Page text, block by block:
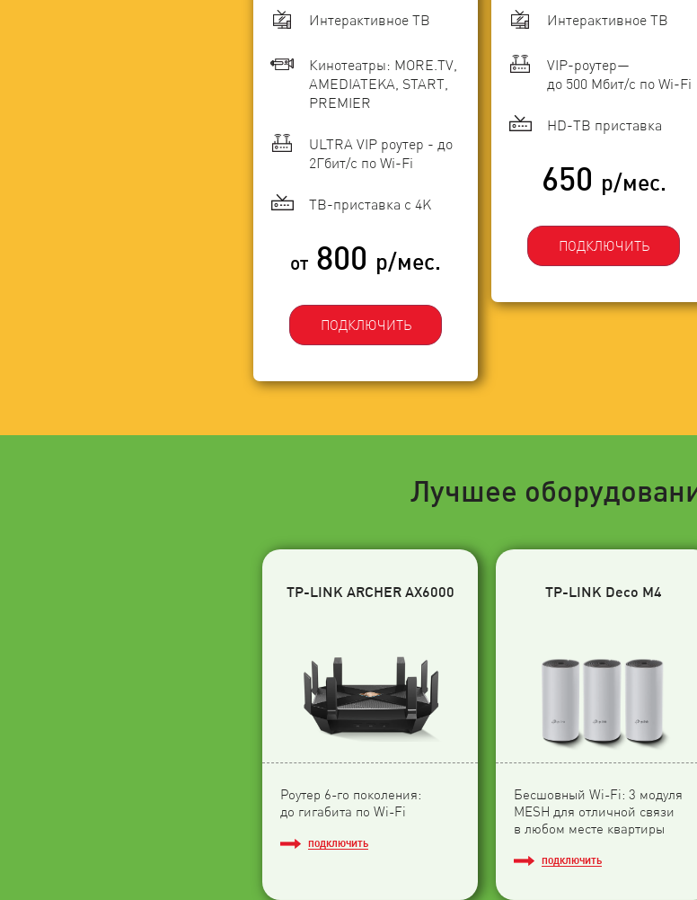
Интерактивное ТВ
Кинотеатры: MORE.TV,
AMEDIATEKA, START,
PREMIER
ULTRA VIP роутер - до
2Гбит/c по Wi-Fi
ТВ-приставка с 4K
от 800 р/мес.
ПОДКЛЮЧИТЬ
Интерактивное ТВ
VIP-роутер—
до 500 Мбит/с по Wi-Fi
HD-ТВ приставка
650 р/мес.
ПОДКЛЮЧИТЬ
Лучшее
TP-LINK ARCHER AX6000
Роутер 6-го поколения:
до гигабита по Wi-Fi
ПОДКЛЮЧИТЬ
TP-LINK Deco M4
Бесшовный Wi-Fi: 3 модуля
МESH для отличной связи
в любом месте квартиры
ПОДКЛЮЧИТЬ